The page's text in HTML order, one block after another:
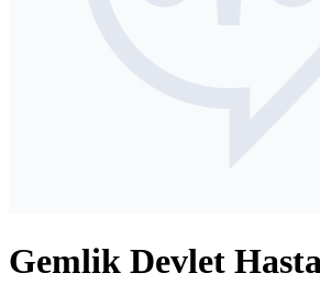
Gemlik Devlet